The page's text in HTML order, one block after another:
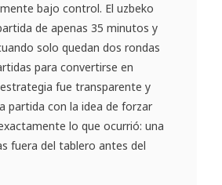
bajo control. El uzbeko
de apenas 35 minutos y
solo quedan dos rondas
para convertirse en
fue transparente y
partida con la idea de forzar
lo que ocurrió: una
fuera del tablero antes del